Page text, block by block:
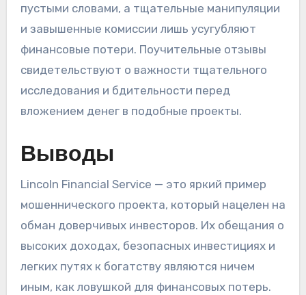
пустыми словами, а тщательные манипуляции
и завышенные комиссии лишь усугубляют
финансовые потери. Поучительные отзывы
свидетельствуют о важности тщательного
исследования и бдительности перед
вложением денег в подобные проекты.
Выводы
Lincoln Financial Service — это яркий пример
мошеннического проекта, который нацелен на
обман доверчивых инвесторов. Их обещания о
высоких доходах, безопасных инвестициях и
легких путях к богатству являются ничем
иным, как ловушкой для финансовых потерь.